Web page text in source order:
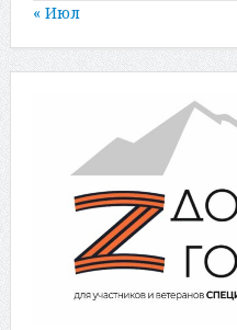
« Июл